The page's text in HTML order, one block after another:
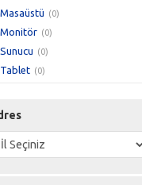
Masaüstü (0)
Monitör (0)
Sunucu (0)
Tablet (0)